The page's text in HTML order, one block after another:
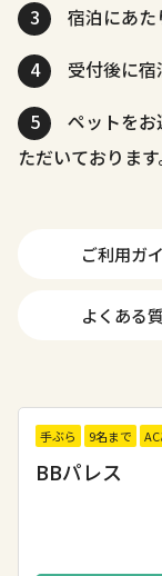
3
宿泊にあ
4
受付後に
5
ペットを
ただいております
ご利用ガ
よくある
手ぶら 9名まで
BBパレス